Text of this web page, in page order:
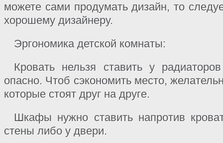
можете сами продумать дизайн, то
хорошему дизайнеру.
Эргономика детской комнаты:
Кровать нельзя ставить у
опасно. Чтоб сэкономить место,
которые стоят друг на друге.
Шкафы нужно ставить напротив
стены либо у двери.